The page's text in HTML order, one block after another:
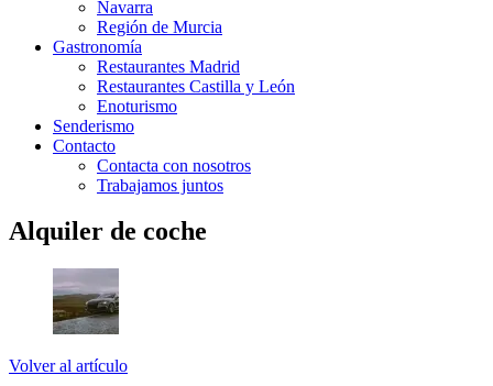
Navarra
Región de Murcia
Gastronomía
Restaurantes Madrid
Restaurantes Castilla y León
Enoturismo
Senderismo
Contacto
Contacta con nosotros
Trabajamos juntos
Alquiler de coche
Volver al artículo